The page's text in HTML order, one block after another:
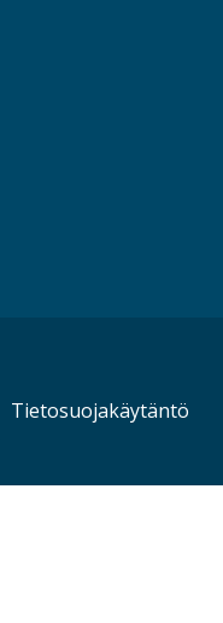
Tietosuojakäytäntö